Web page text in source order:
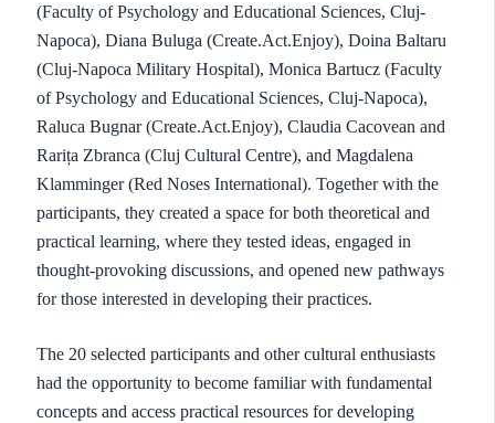
(Faculty of Psychology and Educational Sciences, Cluj-
Napoca), Diana Buluga (Create.Act.Enjoy), Doina Baltaru
(Cluj-Napoca Military Hospital), Monica Bartucz (Faculty
of Psychology and Educational Sciences, Cluj-Napoca),
Raluca Bugnar (Create.Act.Enjoy), Claudia Cacovean and
Rarița Zbranca (Cluj Cultural Centre), and Magdalena
Klamminger (Red Noses International). Together with the
participants, they created a space for both theoretical and
practical learning, where they tested ideas, engaged in
thought-provoking discussions, and opened new pathways
for those interested in developing their practices.
The 20 selected participants and other cultural enthusiasts
had the opportunity to become familiar with fundamental
concepts and access practical resources for developing